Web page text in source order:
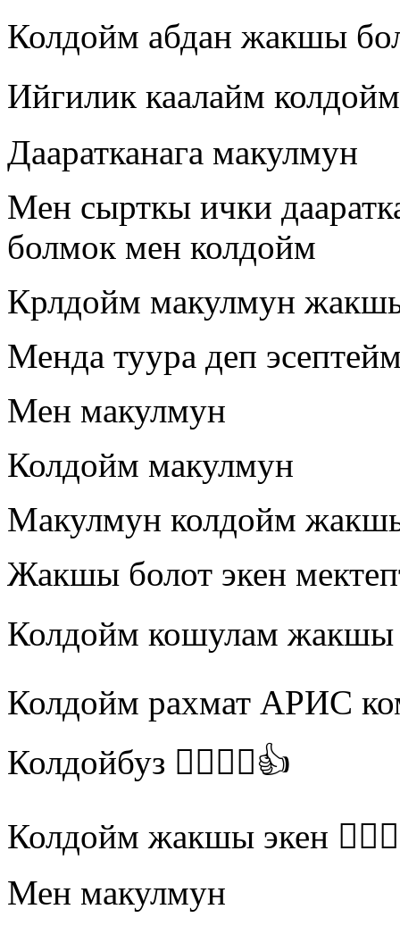
Колдойм абдан жакшы
Ийгилик каалайм колдойм
Дааратканага макулмун
Мен сырткы ички
болмок мен колдойм
Крлдойм макулмун
Менда туура деп
Мен макулмун
Колдойм макулмун
Макулмун колдойм жакшы
Жакшы болот экен
Колдойм кошулам жакшы
Колдойм рахмат АРИС
Колдойбуз 👍🏻👍🏻👍
Колдойм жакшы экен
Мен макулмун